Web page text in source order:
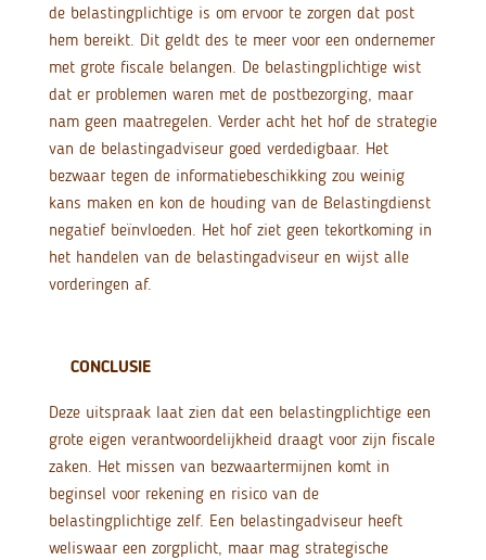
de belastingplichtige is om ervoor te zorgen dat post
hem bereikt. Dit geldt des te meer voor een ondernemer
met grote fiscale belangen. De belastingplichtige wist
dat er problemen waren met de postbezorging, maar
nam geen maatregelen. Verder acht het hof de strategie
van de belastingadviseur goed verdedigbaar. Het
bezwaar tegen de informatiebeschikking zou weinig
kans maken en kon de houding van de Belastingdienst
negatief beïnvloeden. Het hof ziet geen tekortkoming in
het handelen van de belastingadviseur en wijst alle
vorderingen af.
CONCLUSIE
Deze uitspraak laat zien dat een belastingplichtige een
grote eigen verantwoordelijkheid draagt voor zijn fiscale
zaken. Het missen van bezwaartermijnen komt in
beginsel voor rekening en risico van de
belastingplichtige zelf. Een belastingadviseur heeft
weliswaar een zorgplicht, maar mag strategische